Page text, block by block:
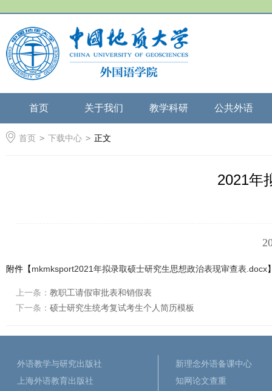
首页 关于我们 教学科研 公共外语
首页 > 下载中心 > 正文
2021年
附件【mkmksport2021年拟录取硕士研究生思想政治表现审查表.docx
上一条： 教职工请假审批表和销假表
下一条： 硕士研究生统考复试考生个人简历模板
外语教学与研究出版社
上海外语教育出版社
新理念外语备课中心
知网论文查重